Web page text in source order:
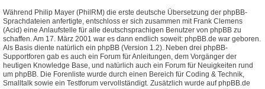
Während Philip Mayer (PhilRM) die erste deutsche Übersetzung der phpBB-
Sprachdateien anfertigte, entschloss er sich zusammen mit Frank Clemens
(Acid) eine Anlaufstelle für alle deutschsprachigen Benutzer von phpBB zu
schaffen. Am 17. März 2001 war es dann endlich soweit: phpBB.de war geboren.
Als Basis diente natürlich ein phpBB (Version 1.2). Neben drei phpBB-
Supportforen gab es auch ein Forum für Anleitungen, dem Vorgänger der
heutigen Knowledge Base, und natürlich auch ein Forum für Neuigkeiten rund
um phpBB. Die Forenliste wurde durch einen Bereich für Coding & Technik,
Smalltalk sowie ein Testforum vervollständigt. Zusätzlich wurde auf phpBB.de